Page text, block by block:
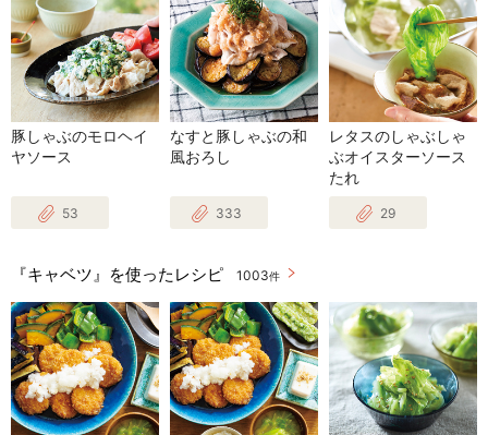
豚しゃぶのモロヘイ
ヤソース
53
なすと豚しゃぶの和
風おろし
333
レタスのしゃぶしゃ
ぶオイスターソース
たれ
29
『キャベツ』を使ったレシピ 1003件